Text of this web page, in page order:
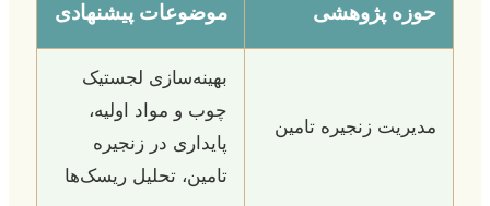
حوزه پژوهشی موضوعات پیشنهادی
مدیریت زنجیره تامین
بهینه‌سازی لجستیک
چوب و مواد اولیه،
پایداری در زنجیره
تامین، تحلیل ریسک‌ها